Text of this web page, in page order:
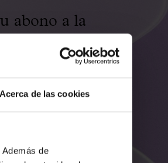
Acerca de las cookies
de
abono a la
aquí).
del
para